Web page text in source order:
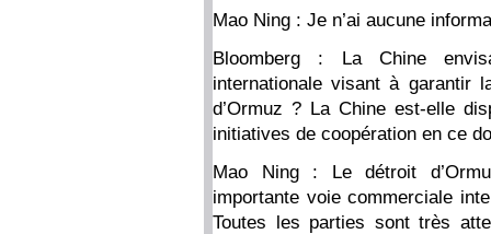
Mao Ning : Je n’ai aucune
Bloomberg : La Chine
internationale visant à garantir
d’Ormuz ? La Chine est-elle
initiatives de coopération en ce
Mao Ning : Le détroit
importante voie commerciale
Toutes les parties sont très